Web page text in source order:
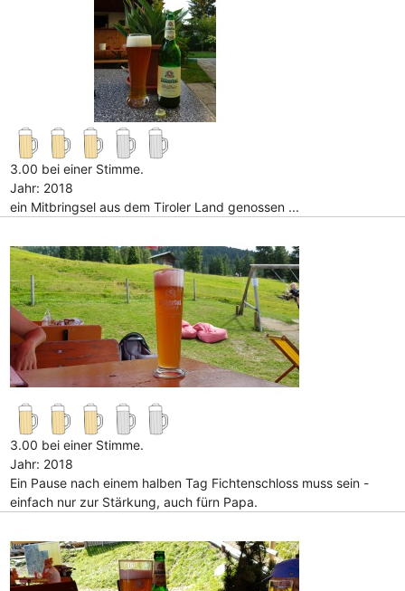
3.00 bei einer Stimme.
Jahr: 2018
ein Mitbringsel aus dem Tiroler Land genossen ...
3.00 bei einer Stimme.
Jahr: 2018
Ein Pause nach einem halben Tag Fichtenschloss muss sein -
einfach nur zur Stärkung, auch fürn Papa.